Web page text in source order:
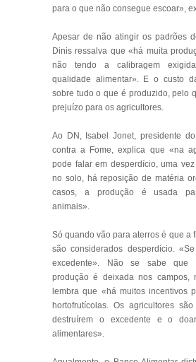
para o que não consegue escoar»,
Apesar de não atingir os padrões
Dinis ressalva que «há muita
não tendo a calibragem
qualidade alimentar». E o custo
sobre tudo o que é produzido, pelo
prejuízo para os agricultores.
Ao DN, Isabel Jonet, presidente
contra a Fome, explica que «na
pode falar em desperdício, uma
no solo, há reposição de matéria
casos, a produção é usada
animais».
Só quando vão para aterros é que a
são considerados desperdício.
excedente». Não se sabe que
produção é deixada nos campos,
lembra que «há muitos incentivos
hortofrutícolas. Os agricultores
destruírem o excedente e o
alimentares».